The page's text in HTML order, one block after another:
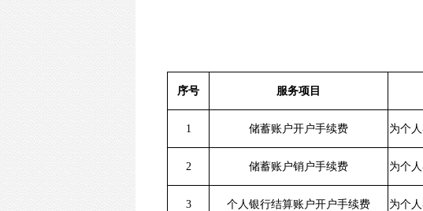
序号 服务项目
1 储蓄账户开户手续费 为个
2 储蓄账户销户手续费 为个
3 个人银行结算账户开户手续费 为个